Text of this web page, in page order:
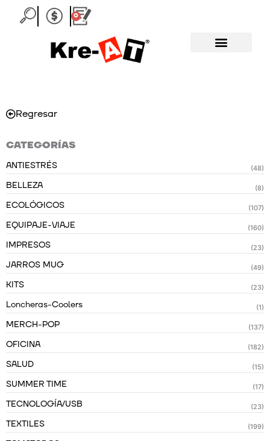
0
Carrito
Regresar
CATEGORÍAS
ANTIESTRÉS (48)
BELLEZA (8)
ECOLÓGICOS (107)
EQUIPAJE-VIAJE (160)
IMPRESOS (23)
JARROS MUG (49)
KITS (23)
Loncheras-Coolers (1)
MERCH-POP (137)
OFICINA (182)
SALUD (15)
SUMMER TIME (17)
TECNOLOGÍA/USB (23)
TEXTILES (199)